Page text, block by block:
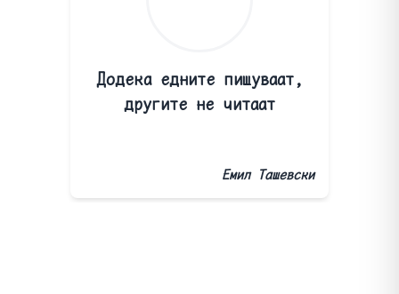
Додека едните пишуваат,
другите не читаат
Емил Ташевски